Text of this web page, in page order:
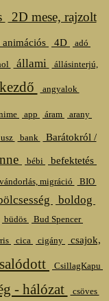
2D mese, rajzolt
animációs 4D adó
állami állásinterjú,
angyalok
app áram arany
bank
Barátokról /
bébi
befektetés
migráció
BIO
boldog
büdös Bud Spencer
cica cigány csajok,
CsillagKapu
- hálózat csöves